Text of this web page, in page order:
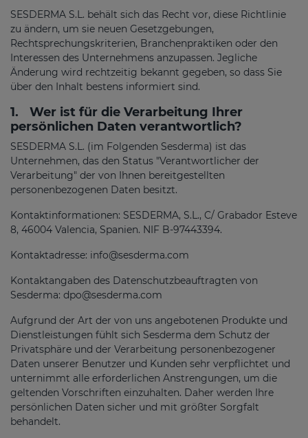
SESDERMA S.L. behält sich das Recht vor, diese Richtlinie
zu ändern, um sie neuen Gesetzgebungen,
Rechtsprechungskriterien, Branchenpraktiken oder den
Interessen des Unternehmens anzupassen. Jegliche
Änderung wird rechtzeitig bekannt gegeben, so dass Sie
über den Inhalt bestens informiert sind.
1.
Wer ist für die Verarbeitung Ihrer
persönlichen Daten verantwortlich?
SESDERMA S.L. (im Folgenden Sesderma) ist das
Unternehmen, das den Status "Verantwortlicher der
Verarbeitung" der von Ihnen bereitgestellten
personenbezogenen Daten besitzt.
Kontaktinformationen: SESDERMA, S.L., C/ Grabador Esteve
8, 46004 Valencia, Spanien. NIF B-97443394.
Kontaktadresse: info@sesderma.com
Kontaktangaben des Datenschutzbeauftragten von
Sesderma: dpo@sesderma.com
Aufgrund der Art der von uns angebotenen Produkte und
Dienstleistungen fühlt sich Sesderma dem Schutz der
Privatsphäre und der Verarbeitung personenbezogener
Daten unserer Benutzer und Kunden sehr verpflichtet und
unternimmt alle erforderlichen Anstrengungen, um die
geltenden Vorschriften einzuhalten. Daher werden Ihre
persönlichen Daten sicher und mit größter Sorgfalt
behandelt.